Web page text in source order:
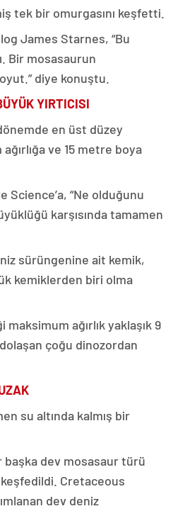
tek bir omurgasını keşfetti.
James Starnes, “Bu
Bir mosasaurun
diye konuştu.
YIRTICISI
en üst düzey
ağırlığa ve 15 metre boya
“Ne olduğunu
karşısında tamamen
sürüngenine ait kemik,
kemiklerden biri olma
ağırlık yaklaşık 9
çoğu dinozordan
su altında kalmış bir
başka dev mosasaur türü
Cretaceous
dev deniz